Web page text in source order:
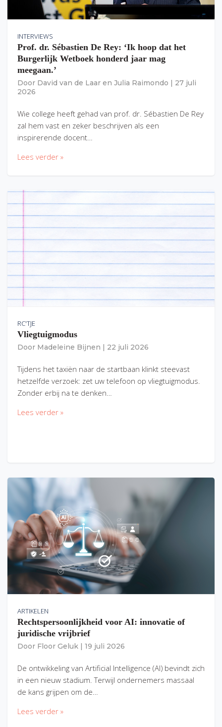
INTERVIEWS
Prof. dr. Sébastien De Rey: ‘Ik hoop dat het
Burgerlijk Wetboek honderd jaar mag
meegaan.’
Door David van de Laar en Julia Raimondo
27 juli
2026
Wie college heeft gehad van prof. dr. Sébastien De Rey
zal hem vast en zeker beschrijven als een
inspirerende docent…
Lees verder »
RC'TJE
Vliegtuigmodus
Door Madeleine Bijnen 22 juli 2026
Tijdens het taxiën naar de startbaan klinkt steevast
hetzelfde verzoek: zet uw telefoon op vliegtuigmodus.
Zonder erbij na te denken…
Lees verder »
ARTIKELEN
Rechtspersoonlijkheid voor AI: innovatie of
juridische vrijbrief
Door Floor Geluk 19 juli 2026
De ontwikkeling van Artificial Intelligence (AI) bevindt zich
in een nieuw stadium. Terwijl ondernemers massaal
de kans grijpen om de…
Lees verder »